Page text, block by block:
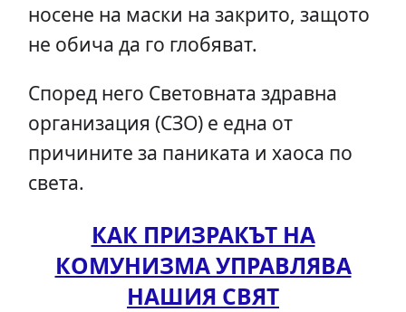
носене на маски на закрито, защото
не обича да го глобяват.
Според него Световната здравна
организация (СЗО) е една от
причините за паниката и хаоса по
света.
КАК ПРИЗРАКЪТ НА
КОМУНИЗМА УПРАВЛЯВА
НАШИЯ СВЯТ